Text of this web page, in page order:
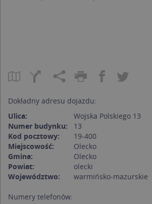
Dokładny adresu dojazdu:
Ulica:
Wojska Polskiego 13
Numer budynku:
13
Kod pocztowy:
19-400
Miejscowość:
Olecko
Gmina:
Olecko
Powiat:
olecki
Województwo:
warmińsko-mazurskie
Numery telefonów: